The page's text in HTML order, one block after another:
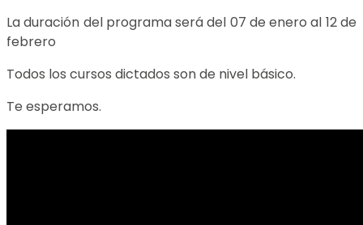
La duración del programa será del 07 de enero al 12 de
febrero
Todos los cursos dictados son de nivel básico.
Te esperamos.